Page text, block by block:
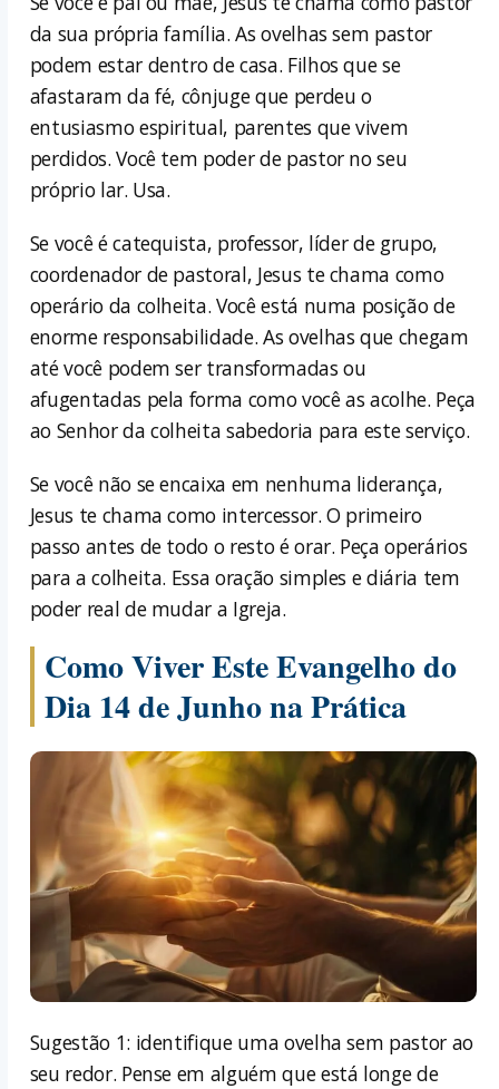
da sua própria família. As ovelhas sem pastor
podem estar dentro de casa. Filhos que se
afastaram da fé, cônjuge que perdeu o
entusiasmo espiritual, parentes que vivem
perdidos. Você tem poder de pastor no seu
próprio lar. Usa.
Se você é catequista, professor, líder de grupo,
coordenador de pastoral, Jesus te chama como
operário da colheita. Você está numa posição de
enorme responsabilidade. As ovelhas que chegam
até você podem ser transformadas ou
afugentadas pela forma como você as acolhe. Peça
ao Senhor da colheita sabedoria para este serviço.
Se você não se encaixa em nenhuma liderança,
Jesus te chama como intercessor. O primeiro
passo antes de todo o resto é orar. Peça operários
para a colheita. Essa oração simples e diária tem
poder real de mudar a Igreja.
Como Viver Este Evangelho do
Dia 14 de Junho na Prática
Sugestão 1: identifique uma ovelha sem pastor ao
seu redor. Pense em alguém que está longe de